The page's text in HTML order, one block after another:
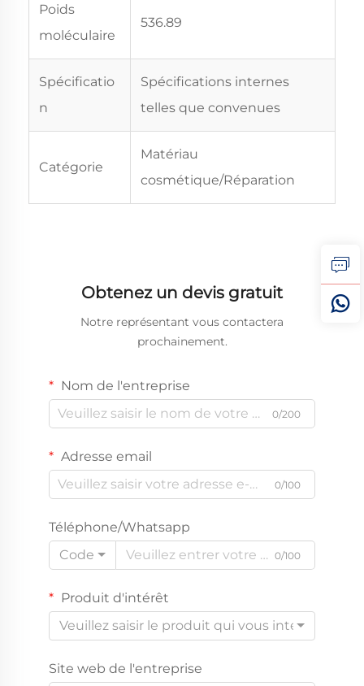
Poids
moléculaire
536.89
Spécificatio
n
Spécifications internes
telles que convenues
Catégorie
Matériau
cosmétique/Réparation
Obtenez un devis gratuit
Notre représentant vous contactera
prochainement.
Nom de l'entreprise
0/200
Adresse email
0/100
Téléphone/Whatsapp
Code
0/100
Produit d'intérêt
Veuillez saisir le produit qui vous intéresse
Site web de l'entreprise